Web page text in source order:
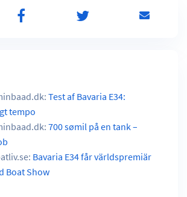
Test af Bavaria E34:
tempo
700 sømil på en tank –
Bavaria E34 får världspremiär
Boat Show